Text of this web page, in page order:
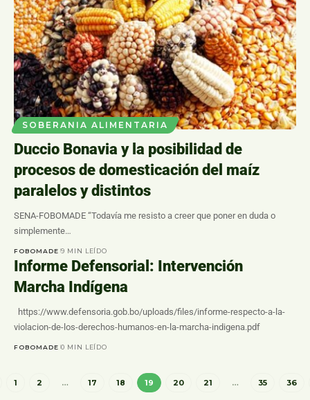
SOBERANIA ALIMENTARIA
Duccio Bonavia y la posibilidad de
procesos de domesticación del maíz
paralelos y distintos
SENA-FOBOMADE “Todavía me resisto a creer que poner en duda o
simplemente…
FOBOMADE 9 MIN LEÍDO
Informe Defensorial: Intervención
Marcha Indígena
https://www.defensoria.gob.bo/uploads/files/informe-respecto-a-la-
violacion-de-los-derechos-humanos-en-la-marcha-indigena.pdf
FOBOMADE 0 MIN LEÍDO
1 2 … 17 18 19 20 21 … 35 36